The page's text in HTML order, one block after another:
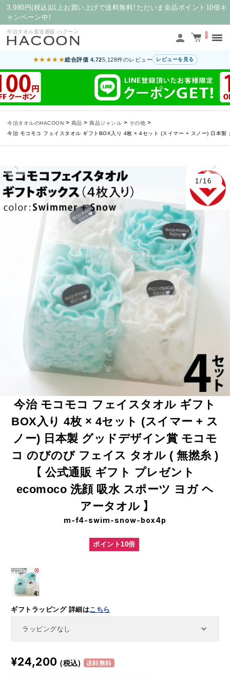
3,980円(税込)以上お買い上げで送料無料！ただいま全品ポイント10倍キ
ャンペーン中！
今治タオル直送通販 ハクーン
0
★★★★★総合評価 4.725,128件のレビュー レビューを見る
今治タオルのHACOON > 商品 > 商品ジャンル > その他 >
今治 モコモコ フェイスタオル ギフトBOX入り 4枚 × 4セット (スイマー + スノー) 日本
1/16
今治 モコモコ フェイスタオル ギフト
BOX入り 4枚 × 4セット (スイマー + ス
ノー) 日本製 グッドデザイン賞 モコモ
コ のびのび フェイス タオル ( 無撚糸 )
【 公式通販 ギフト プレゼント
ecomoco 洗顔 吸水 スポーツ ヨガ ヘ
アータオル 】
m-f4-swim-snow-box4p
ポイント10倍
ギフトラッピング 詳細はこちら
¥24,200 (税込) 送料無料